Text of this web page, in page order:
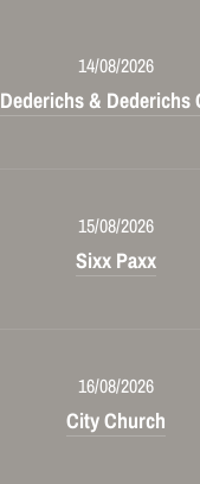
14/08/2026
Dederichs & Dederichs
15/08/2026
Sixx Paxx
16/08/2026
City Church